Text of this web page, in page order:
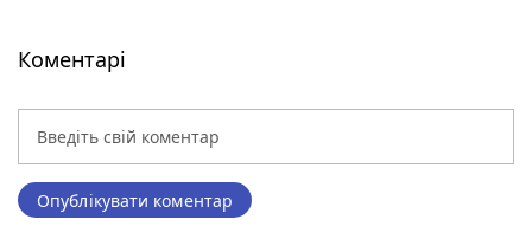
Коментарі
Опублікувати коментар